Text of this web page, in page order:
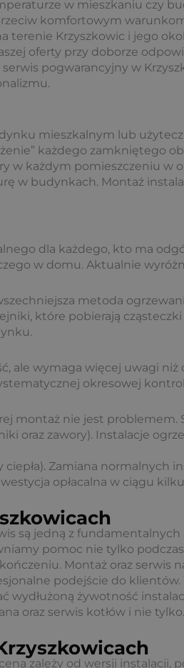
w mieszkaniu czy
komfortowym
terenie Krzyszkowic i jego
oferty przy doborze
pogwarancyjny w
mieszkalnym lub
każdego zamkniętego
w każdym pomieszczeniu w
w budynkach. Montaż
dla każdego, kto ma
w domu. Aktualnie
metoda
które pobierają cząsteczki
ale wymaga więcej uwagi
okresowej
montaż nie jest problemem.
oraz zawory). Instalacje
Zamiana normalnych
opłacalna w ciągu
są jedną z
pomoc nie tylko
Montaż oraz serwis
podejście do
wydłużoną żywotność
oraz serwis kotłów i nie tylko.
zależy od wersji instalacji,